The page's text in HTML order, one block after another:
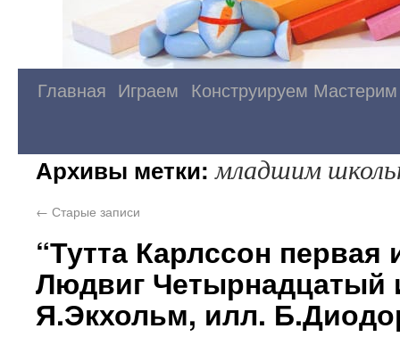
Главная Играем Конструируем Мастерим
Архивы метки:младшим
← Старые записи
“Тутта Карлссон первая
Людвиг Четырнадцатый
Я.Экхольм, илл.